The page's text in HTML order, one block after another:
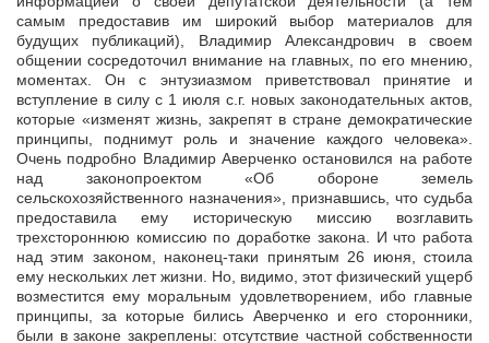
самым предоставив им широкий выбор материалов для
будущих публикаций), Владимир Александрович в своем
общении сосредоточил внимание на главных, по его мнению,
моментах. Он с энтузиазмом приветствовал принятие и
вступление в силу с 1 июля с.г. новых законодательных актов,
которые «изменят жизнь, закрепят в стране демократические
принципы, поднимут роль и значение каждого человека».
Очень подробно Владимир Аверченко остановился на работе
над законопроектом «Об обороне земель
сельскохозяйственного назначения», признавшись, что судьба
предоставила ему историческую миссию возглавить
трехстороннюю комиссию по доработке закона. И что работа
над этим законом, наконец-таки принятым 26 июня, стоила
ему нескольких лет жизни. Но, видимо, этот физический ущерб
возместится ему моральным удовлетворением, ибо главные
принципы, за которые бились Аверченко и его сторонники,
были в законе закреплены: отсутствие частной собственности